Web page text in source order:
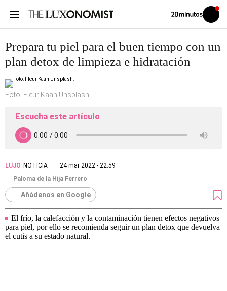
Volver
Iniciar
sesión
Prepara tu piel para el buen tiempo con un
plan detox de limpieza e hidratación
Foto: Fleur Kaan Unsplash.
Escucha este artículo
LUJO NOTICIA
24 mar 2022 - 22:59
Paloma de la Hija Ferrero
Añádenos en Google
El frío, la calefacción y la contaminación tienen efectos negativos
para piel, por ello se recomienda seguir un plan detox que devuelva
el cutis a su estado natural.